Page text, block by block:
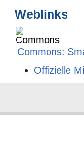
Weblinks
Commons:
Offizielle